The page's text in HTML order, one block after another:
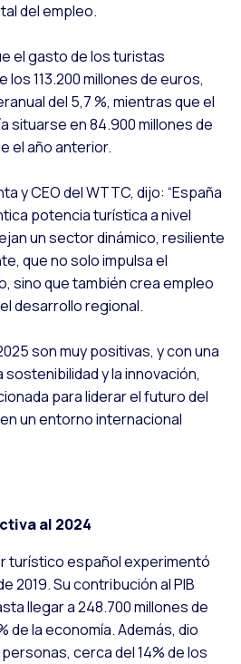
del empleo.
el gasto de los turistas
113.200 millones de euros,
del 5,7 %, mientras que el
situarse en 84.900 millones de
el año anterior.
y CEO del WTTC, dijo: “España
potencia turística a nivel
un sector dinámico, resiliente
que no solo impulsa el
sino que también crea empleo
desarrollo regional.
son muy positivas, y con una
y la innovación,
para liderar el futuro del
un entorno internacional
al 2024
turístico español experimentó
2019. Su contribución al PIB
llegar a 248.700 millones de
de la economía. Además, dio
cerca del 14% de los